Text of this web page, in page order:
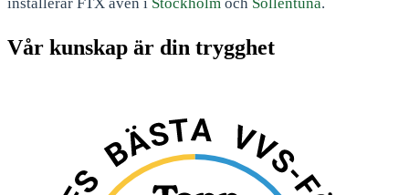
Vår kunskap är din trygghet